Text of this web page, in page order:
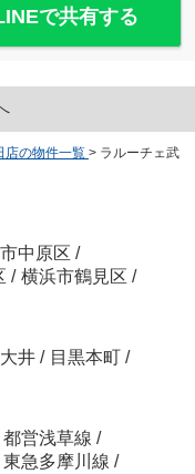
で共有する
店の物件一覧 > ラルーチェ武
中原区 /
/ 横浜市鶴見区 /
大井 / 目黒本町 /
都営浅草線 /
東急多摩川線 /